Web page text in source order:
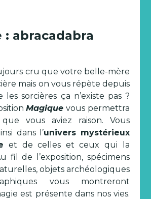
: abracadabra
cru que votre belle-mère
mais on vous répète depuis
les sorcières ça n’existe pas ?
Magiquevous permettra
vous aviez raison. Vous
dans l’univers mystérieux
et de celles et ceux qui la
fil de l’exposition, spécimens
objets archéologiques
vous montreront
est présente dans nos vies.